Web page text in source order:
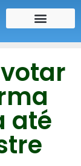
até